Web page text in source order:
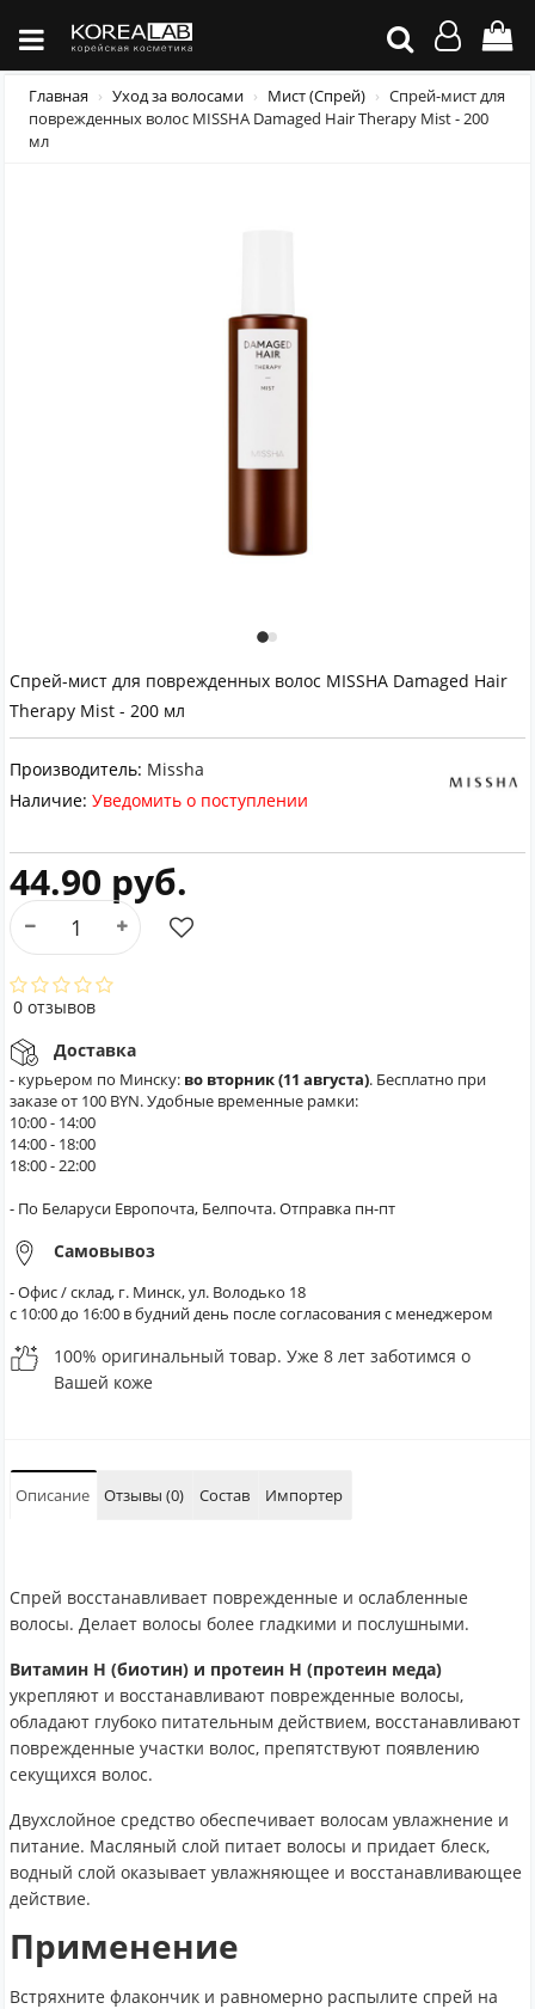
Главная Уход за волосами Мист (Спрей)
Спрей-мист для
поврежденных волос MISSHA Damaged Hair Therapy Mist - 200
мл
Спрей-мист для поврежденных волос MISSHA Damaged Hair
Therapy Mist - 200 мл
Производитель: Missha
Наличие: Уведомить о поступлении
44.90 руб.
0 отзывов
Доставка
- курьером по Минску: во вторник (11 августа). Бесплатно при
заказе от 100 BYN. Удобные временные рамки:
10:00 - 14:00
14:00 - 18:00
18:00 - 22:00
- По Беларуси Европочта, Белпочта. Отправка пн-пт
Самовывоз
- Офис / склад, г. Минск, ул. Володько 18
с 10:00 до 16:00 в будний день после согласования с менеджером
100% оригинальный товар. Уже 8 лет заботимся о
Вашей коже
Описание Отзывы (0) Состав Импортер
Спрей восстанавливает поврежденные и ослабленные
волосы. Делает волосы более гладкими и послушными.
Витамин H (биотин) и протеин H (протеин меда)
укрепляют и восстанавливают поврежденные волосы,
обладают глубоко питательным действием, восстанавливают
поврежденные участки волос, препятствуют появлению
секущихся волос.
Двухслойное средство обеспечивает волосам увлажнение и
питание. Масляный слой питает волосы и придает блеск,
водный слой оказывает увлажняющее и восстанавливающее
действие.
Применение
Встряхните флакончик и равномерно распылите спрей на